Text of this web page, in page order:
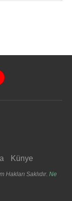
Künye
Saklıdır. Ne